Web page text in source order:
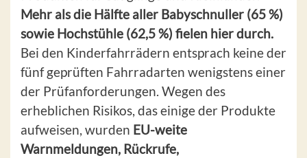
Mehr als die Hälfte aller Babyschnuller (65 %)
sowie Hochstühle (62,5 %) fielen hier durch.
Bei den Kinderfahrrädern entsprach keine der
fünf geprüften Fahrradarten wenigstens einer
der Prüfanforderungen. Wegen des
erheblichen Risikos, das einige der Produkte
aufweisen, wurden EU-weite
Warnmeldungen, Rückrufe,